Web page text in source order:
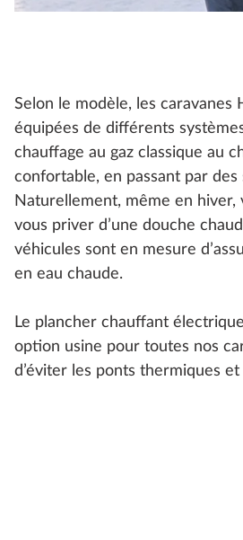
Selon le modèle, les caravanes
équipées de différents
chauffage au gaz classique au
confortable, en passant par des
Naturellement, même en hiver,
vous priver d’une douche
véhicules sont en mesure
en eau chaude.
Le plancher chauffant
option usine pour toutes nos
d’éviter les ponts thermiques